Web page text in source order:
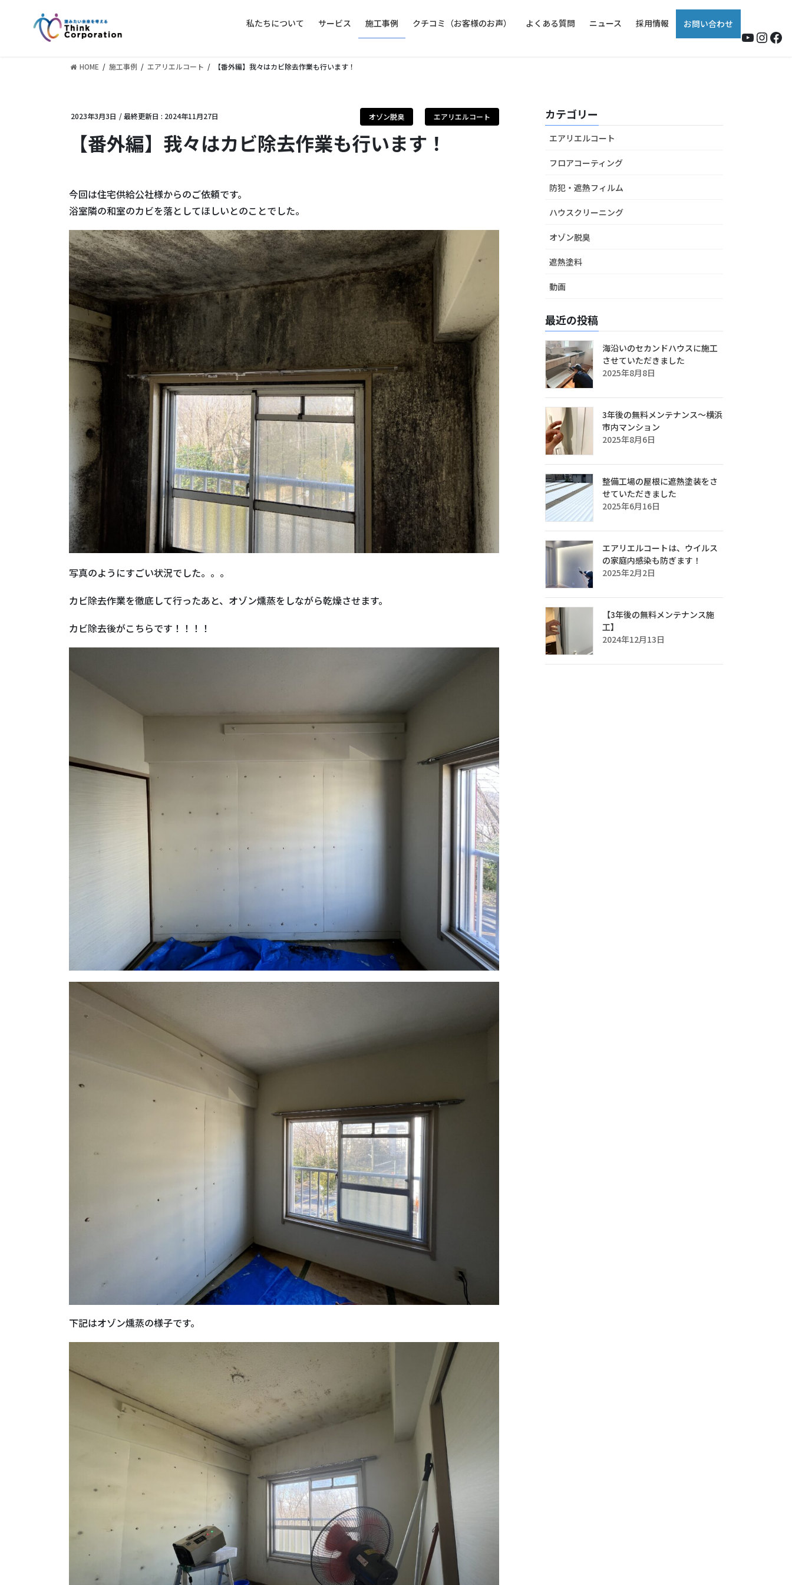
私たちについて サービス 施工事例 クチコミ（お客様のお声） よくある質問 ニュース 採用情報 お問い合わせ
HOME 施工事例 エアリエルコート 【番外編】我々はカビ除去作業も行います！
2023年3月3日 / 最終更新日 : 2024年11月27日 エアリエルコート
オゾン脱臭
【番外編】我々はカビ除去作業も行います！
今回は住宅供給公社様からのご依頼です。
浴室隣の和室のカビを落としてほしいとのことでした。
写真のようにすごい状況でした。。。
カビ除去作業を徹底して行ったあと、オゾン燻蒸をしながら乾燥させます。
カビ除去後がこちらです！！！！
下記はオゾン燻蒸の様子です。
カテゴリー
エアリエルコート
フロアコーティング
防犯・遮熱フィルム
ハウスクリーニング
オゾン脱臭
遮熱塗料
動画
最近の投稿
海沿いのセカンドハウスに施工
させていただきました
2025年8月8日
3年後の無料メンテナンス～横浜
市内マンション
2025年8月6日
整備工場の屋根に遮熱塗装をさ
せていただきました
2025年6月16日
エアリエルコートは、ウイルス
の家庭内感染も防ぎます！
2025年2月2日
【3年後の無料メンテナンス施
工】
2024年12月13日